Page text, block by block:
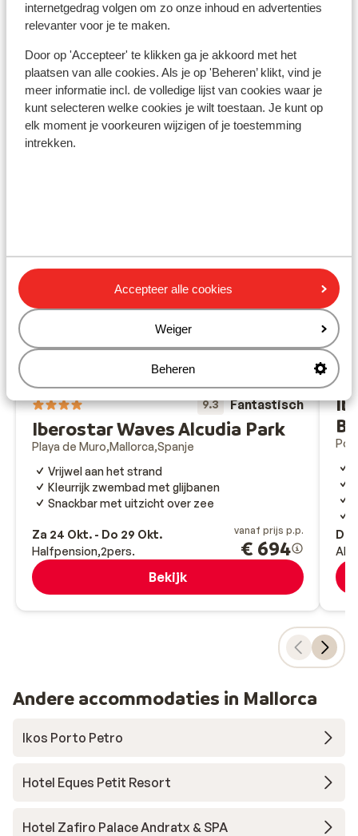
internetgedrag volgen om zo onze inhoud en advertenties
relevanter voor je te maken.
Door op 'Accepteer' te klikken ga je akkoord met het
plaatsen van alle cookies. Als je op 'Beheren’ klikt, vind je
meer informatie incl. de volledige lijst van cookies waar je
kunt selecteren welke cookies je wilt toestaan. Je kunt op
elk moment je voorkeuren wijzigen of je toestemming
intrekken.
Accepteer alle cookies
Weiger
Beheren
Pinautomaat: 100 m
(Mini)supermarkt: 50 m
Restaurant: 50 m
Ook interessant voor jou
9.3 Fantastisch
Iberostar Waves Alcudia Park
Playa de Muro Mallorca Spanje
Vrijwel aan het strand
Kleurrijk zwembad met glijbanen
Snackbar met uitzicht over zee
Za 24 Okt. - Do 29 Okt.
Halfpension 2pers.
vanaf prijs p.p.
€ 694
Bekijk
Do
All-
Andere accommodaties in Mallorca
Ikos Porto Petro
Hotel Eques Petit Resort
Hotel Zafiro Palace Andratx & SPA